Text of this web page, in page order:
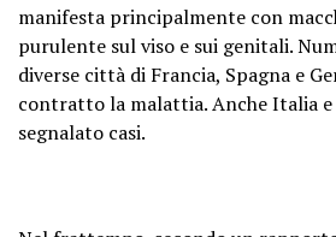
manifesta principalmente con
purulente sul viso e sui genitali.
diverse città di Francia, Spagna e
contratto la malattia. Anche Italia
segnalato casi.